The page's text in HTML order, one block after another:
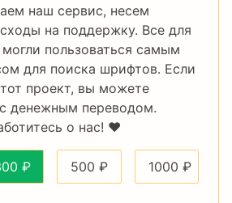
наш сервис, несем
на поддержку. Все для
пользоваться самым
для поиска шрифтов. Если
проект, вы можете
денежным переводом.
о нас! ❤️
₽ 500 ₽ 1000 ₽